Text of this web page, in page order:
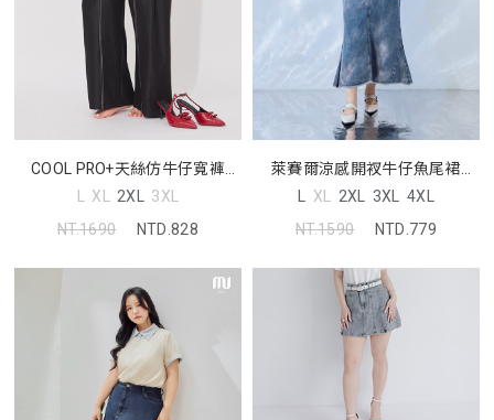
COOL PRO+天絲仿牛仔寬褲
MORE U 中大尺碼褲子
L XL 2XL 3XL
NT.1690
NTD.828
萊賽爾涼感開衩牛仔魚尾裙
MORE U 中大尺碼裙子
L XL 2XL 3XL 4XL
NT.1590
NTD.779